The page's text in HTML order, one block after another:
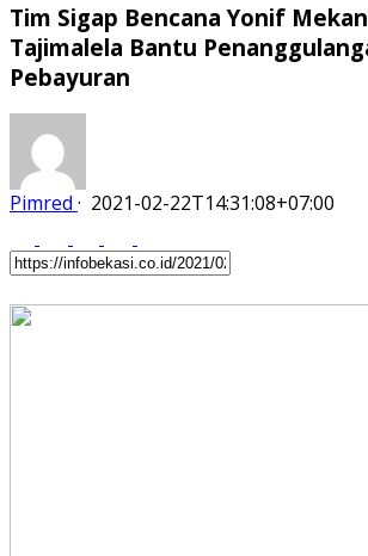
Tim Sigap Bencana Yonif
Tajimalela Bantu
Pebayuran
Pimred · 2021-02-22T14:31:08+07:00